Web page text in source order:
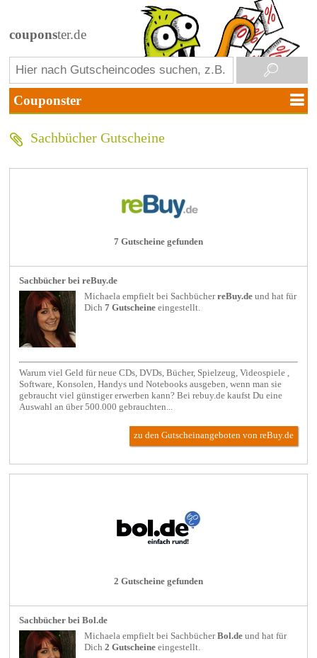
couponster.de
Sachbücher Gutscheine
7 Gutscheine gefunden
Sachbücher bei reBuy.de
Michaela empfielt bei Sachbücher reBuy.de und hat für
Dich7 Gutscheine eingestellt.
Warum viel Geld für neue CDs, DVDs, Bücher, Spielzeug, Videospiele ,
Software, Konsolen, Handys und Notebooks ausgeben, wenn man sie
gebraucht viel günstiger erwerben kann? Bei rebuy.de kaufst Du eine
Auswahl an über 500.000 gebrauchten...
zu den Gutscheinangeboten von reBuy.de
2 Gutscheine gefunden
Sachbücher bei Bol.de
Michaela empfielt bei Sachbücher Bol.de und hat für
Dich2 Gutscheine eingestellt.